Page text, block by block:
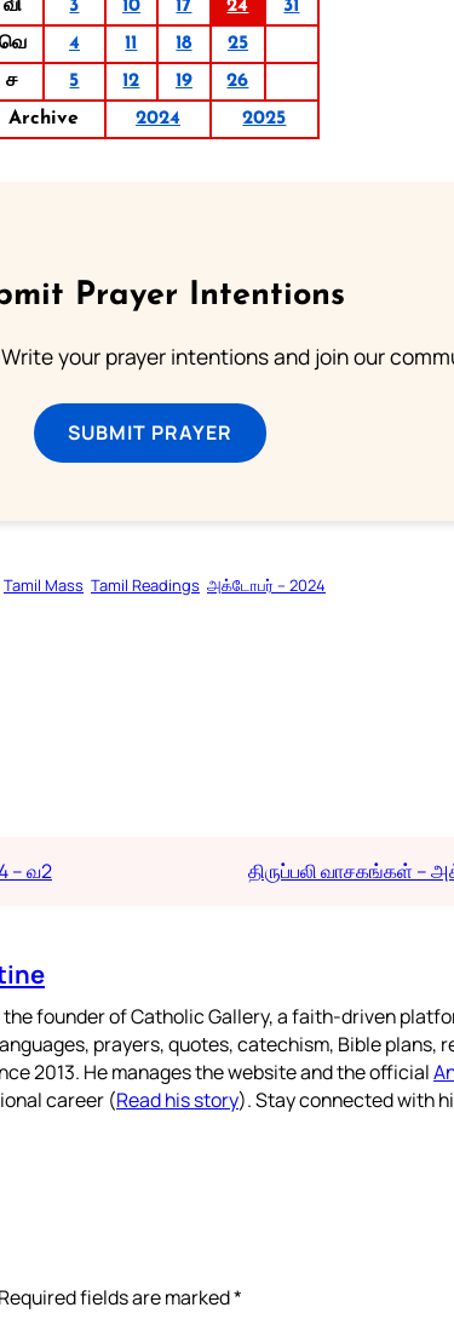
வி
3 10 17 24
31
வெ
4 11 18
25
ச
5 12 19
26
Archive
2024 2025
Prayer Intentions
your prayer intentions and join our
SUBMIT PRAYER
Tamil Mass Tamil Readings அக்டோபர் – 2024
– வ2 திருப்பலி வாசகங்கள் –
founder of Catholic Gallery, a faith-driven
prayers, quotes, catechism, Bible plans,
2013. He manages the website and the official
career (Read his story). Stay connected with
Required fields are marked*